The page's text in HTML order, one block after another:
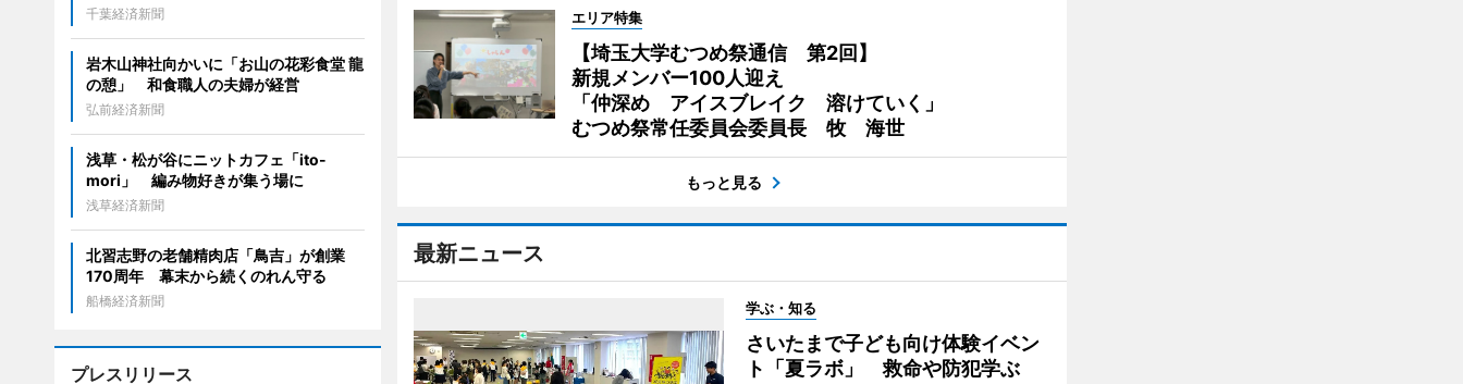
エリア特集
【埼玉大学むつめ祭通信 第2回】
新規メンバー100人迎え
「仲深め アイスブレイク 溶けていく」
むつめ祭常任委員会委員長 牧 海世
もっと見る
最新ニュース
学ぶ・知る
さいたまで子ども向け体験イベン
ト「夏ラボ」 救命や防犯学ぶ
千葉経済新聞
岩木山神社向かいに「お山の花彩食堂 龍
の憩」 和食職人の夫婦が経営
弘前経済新聞
浅草・松が谷にニットカフェ「ito-
mori」 編み物好きが集う場に
浅草経済新聞
北習志野の老舗精肉店「鳥吉」が創業
170周年 幕末から続くのれん守る
船橋経済新聞
プレスリリース